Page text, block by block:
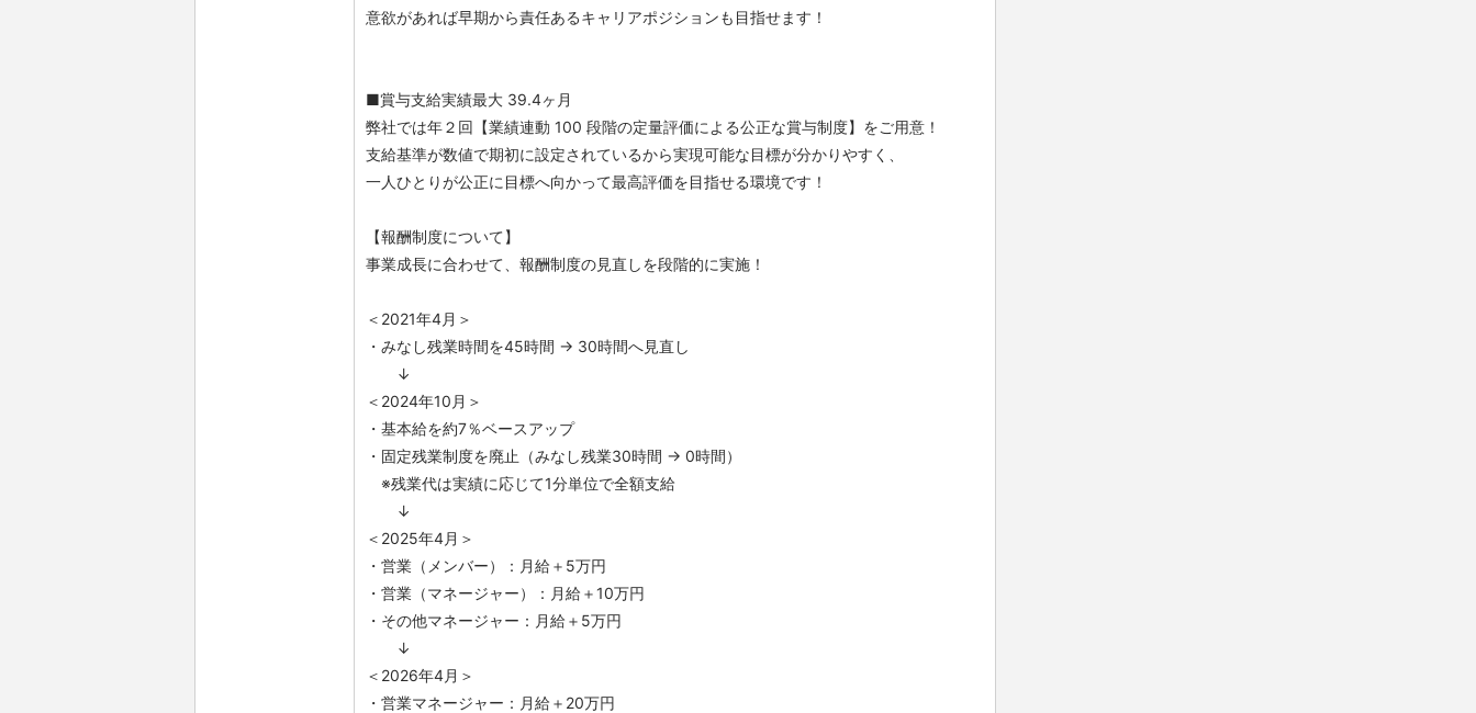
意欲があれば早期から責任あるキャリアポジションも目指せます！
■賞与支給実績最大 39.4ヶ月
弊社では年２回【業績連動 100 段階の定量評価による公正な賞与制度】をご用意！
支給基準が数値で期初に設定されているから実現可能な目標が分かりやすく、
一人ひとりが公正に目標へ向かって最高評価を目指せる環境です！
【報酬制度について】
事業成長に合わせて、報酬制度の見直しを段階的に実施！
＜2021年4月＞
・みなし残業時間を45時間 → 30時間へ見直し
↓
＜2024年10月＞
・基本給を約7％ベースアップ
・固定残業制度を廃止（みなし残業30時間 → 0時間）
※残業代は実績に応じて1分単位で全額支給
↓
＜2025年4月＞
・営業（メンバー）：月給＋5万円
・営業（マネージャー）：月給＋10万円
・その他マネージャー：月給＋5万円
↓
＜2026年4月＞
・営業マネージャー：月給＋20万円